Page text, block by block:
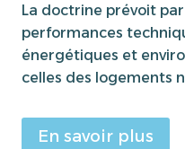
La doctrine prévoit
performances
énergétiques et
celles des logements
En savoir plus